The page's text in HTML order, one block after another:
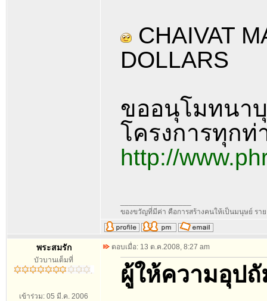
CHAIVAT
DOLLARS
ขออนุโมทนา
โครงการทุกท่
http://
ของขวัญที่มีค่า คือการสร้างคนให้เป็นมนุษย์ รา
พระสมรัก
บัวบานเต็มที่
เข้าร่วม: 05 มี.ค. 2006
ตอบเมื่อ: 13 ต.ค.2008, 8:27 am
ผู้ให้ความอุป